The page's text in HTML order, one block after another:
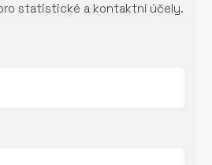
statistické a kontaktní účely.